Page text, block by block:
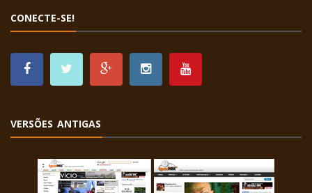
CONECTE-SE!
VERSÕES ANTIGAS